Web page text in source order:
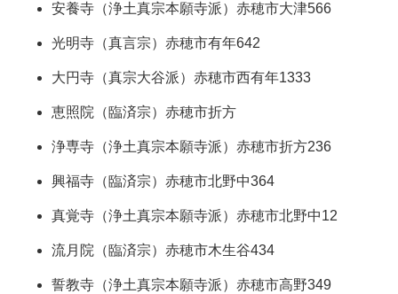
安養寺（浄土真宗本願寺派） 赤穂市大津566
光明寺（真言宗） 赤穂市有年642
大円寺（真宗大谷派） 赤穂市西有年1333
恵照院 （臨済宗） 赤穂市折方
浄専寺（浄土真宗本願寺派） 赤穂市折方236
興福寺（臨済宗） 赤穂市北野中364
真覚寺（浄土真宗本願寺派） 赤穂市北野中12
流月院 （臨済宗） 赤穂市木生谷434
誓教寺（浄土真宗本願寺派） 赤穂市高野349